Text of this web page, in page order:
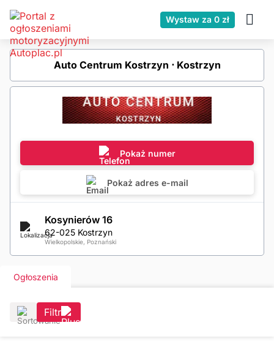
Wystaw za 0 zł
Auto Centrum Kostrzyn ⋅ Kostrzyn
Pokaż numer
Pokaż adres e-mail
Kosynierów 16
62-025 Kostrzyn
Wielkopolskie, Poznański
Ogłoszenia
Filtr